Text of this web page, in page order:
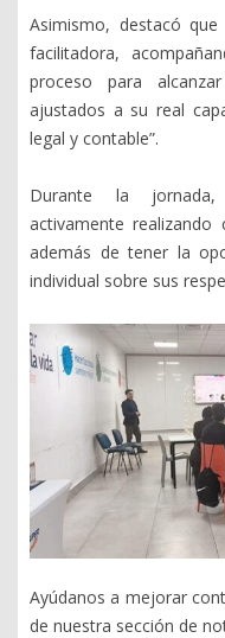
Asimismo, destacó
facilitadora,
proceso para
ajustados a su real
legal y contable”.
Durante la jornada,
activamente realizando
además de tener la
individual sobre sus
Ayúdanos a mejorar
de nuestra sección de